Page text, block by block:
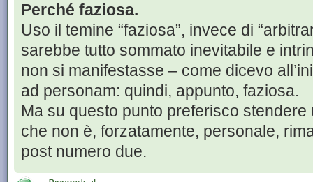
Perché faziosa.
Uso il temine “faziosa”, invece di
sarebbe tutto sommato inevitabile e
non si manifestasse – come dicevo
ad personam: quindi, appunto, faziosa.
Ma su questo punto preferisco
che non è, forzatamente, personale,
post numero due.